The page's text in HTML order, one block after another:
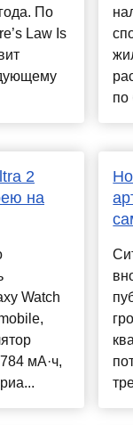
По
Law Is
2
на
Watch
мА·ч,
по